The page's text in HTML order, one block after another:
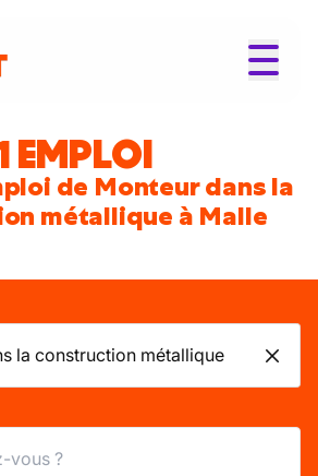
EMPLOI
de Monteur dans la
métallique à Malle